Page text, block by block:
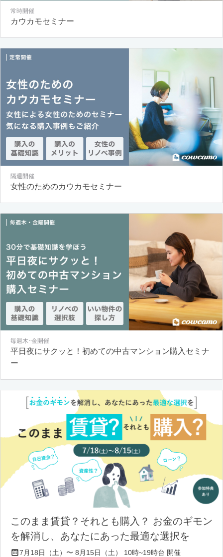
常時開催
カウカモセミナー
隔週開催
女性のためのカウカモセミナー
毎週木･金開催
平日夜にサクッと！初めての中古マンション購入セミナ
ー
このまま賃貸？それとも購入？ お金のギモン
を解消し、あなたにあった最適な選択を
7月18日（土）〜 8月15日（土） 10時~19時台 開催